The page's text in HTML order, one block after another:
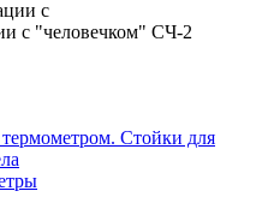
с "человечком" СЧ-2
Стойки для